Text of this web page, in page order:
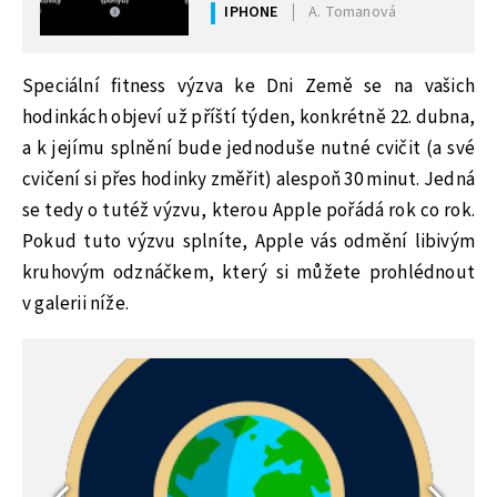
IPHONE A. Tomanová
Speciální fitness výzva ke Dni Země se na vašich
hodinkách objeví už příští týden, konkrétně 22. dubna,
a k jejímu splnění bude jednoduše nutné cvičit (a své
cvičení si přes hodinky změřit) alespoň 30 minut. Jedná
se tedy o tutéž výzvu, kterou Apple pořádá rok co rok.
Pokud tuto výzvu splníte, Apple vás odmění libivým
kruhovým odznáčkem, který si můžete prohlédnout
v galerii níže.